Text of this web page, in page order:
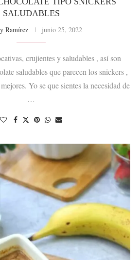
SALUDABLES
Ramírez junio 25, 2022
crujientes y saludables , así son
saludables que parecen los snickers ,
Yo se que sientes la necesidad de
…